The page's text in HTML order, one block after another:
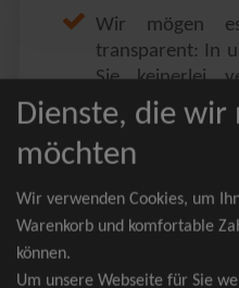
Wir mögen
transparent: In
Sie keinerlei
Zusatzangebote
Sie
nach der
werden.
Dienste, die wir
möchten
Wir verwenden Cookies, um
Warenkorb und komfortable
können.
Um unsere Webseite für Sie